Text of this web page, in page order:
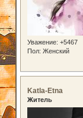
Уважение: +5467
Пол: Женский
Katla-Etna
Житель